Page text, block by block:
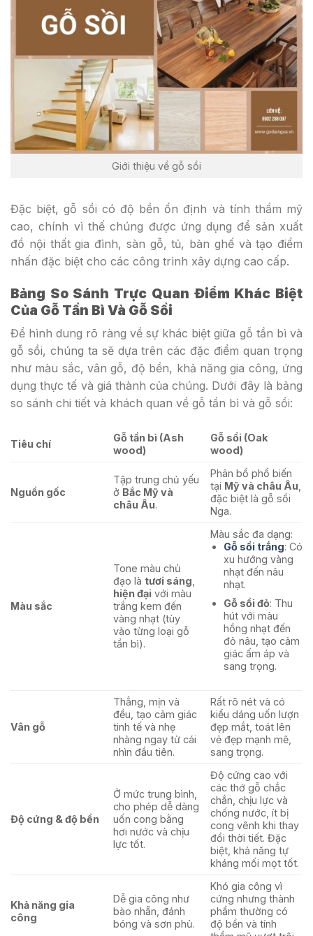
Giới thiệu về gỗ sồi
Đặc biệt, gỗ sồi có độ bền ổn định và tính thẩm mỹ
cao, chính vì thế chúng được ứng dụng để sản xuất
đồ nội thất gia đình, sàn gỗ, tủ, bàn ghế và tạo điểm
nhấn đặc biệt cho các công trình xây dựng cao cấp.
Bảng So Sánh Trực Quan Điểm Khác Biệt
Của Gỗ Tần Bì Và Gỗ Sồi
Để hình dung rõ ràng về sự khác biệt giữa gỗ tần bì và
gỗ sồi, chúng ta sẽ dựa trên các đặc điểm quan trọng
như màu sắc, vân gỗ, độ bền, khả năng gia công, ứng
dụng thực tế và giá thành của chúng. Dưới đây là bảng
so sánh chi tiết và khách quan về gỗ tần bì và gỗ sồi:
Tiêu chí
Gỗ tần bì (Ash
wood)
Gỗ sồi (Oak
wood)
Nguồn gốc
Tập trung chủ yếu
ở Bắc Mỹ và
châu Âu.
Phân bổ phổ biến
tại Mỹ và châu Âu
đặc biệt là gỗ sồi
Nga.
Màu sắc
Tone màu chủ
đạo là tươi sáng
hiện đại với màu
trắng kem đến
vàng nhạt (tùy
vào từng loại gỗ
tần bì).
Màu sắc đa dạng:
Gỗ sồi trắng: Có
xu hướng vàng
nhạt đến nâu
nhạt.
Gỗ sồi đỏ: Thu
hút với màu
hồng nhạt đến
đỏ nâu, tạo cảm
giác ấm áp và
sang trọng.
Vân gỗ
Thẳng, mịn và
đều, tạo cảm giác
tinh tế và nhẹ
nhàng ngay từ cái
nhìn đầu tiên.
Rất rõ nét và có
kiểu dáng uốn lượn
đẹp mắt, toát lên
vẻ đẹp mạnh mẽ,
sang trọng.
Độ cứng & độ bền
Ở mức trung bình,
cho phép dễ dàng
uốn cong bằng
hơi nước và chịu
lực tốt.
Độ cứng cao với
các thớ gỗ chắc
chắn, chịu lực và
chống nước, ít bị
cong vênh khi thay
đổi thời tiết. Đặc
biệt, khả năng tự
kháng mối mọt tốt.
Khả năng gia
công
Dễ gia công như
bào nhẵn, đánh
bóng và sơn phủ.
Khó gia công vì
cứng nhưng thành
phẩm thường có
độ bền và tính